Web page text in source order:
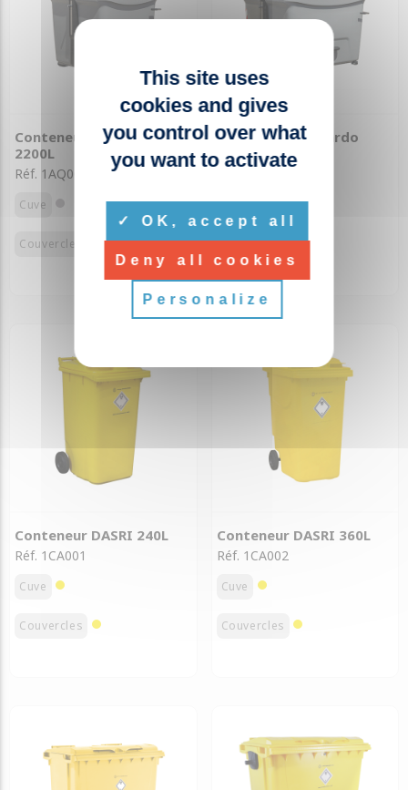
Conteneur Leonardo
2200L
Réf. 1AQ001
Cuve
Couvercles
Conteneur Leonardo
3200L
Cuve
Couvercles
Conteneur DASRI 240L
Réf. 1CA001
Cuve
Couvercles
Conteneur DASRI 360L
Réf. 1CA002
Cuve
Couvercles
This site uses
cookies and gives
you control over what
you want to activate
OK, accept all
Deny all cookies
Personalize